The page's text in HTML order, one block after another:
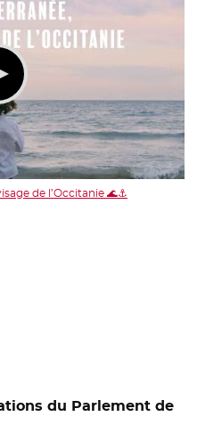
de l’Occitanie 🌊⚓
du Parlement de